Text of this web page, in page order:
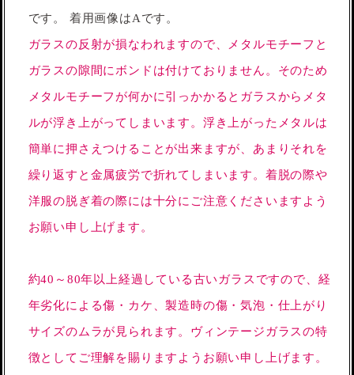
です。 着用画像はAです。
ガラスの反射が損なわれますので、メタルモチーフと
ガラスの隙間にボンドは付けておりません。そのため
メタルモチーフが何かに引っかかるとガラスからメタ
ルが浮き上がってしまいます。浮き上がったメタルは
簡単に押さえつけることが出来ますが、あまりそれを
繰り返すと金属疲労で折れてしまいます。着脱の際や
洋服の脱ぎ着の際には十分にご注意くださいますよう
お願い申し上げます。
約40～80年以上経過している古いガラスですので、経
年劣化による傷・カケ、製造時の傷・気泡・仕上がり
サイズのムラが見られます。ヴィンテージガラスの特
徴としてご理解を賜りますようお願い申し上げます。